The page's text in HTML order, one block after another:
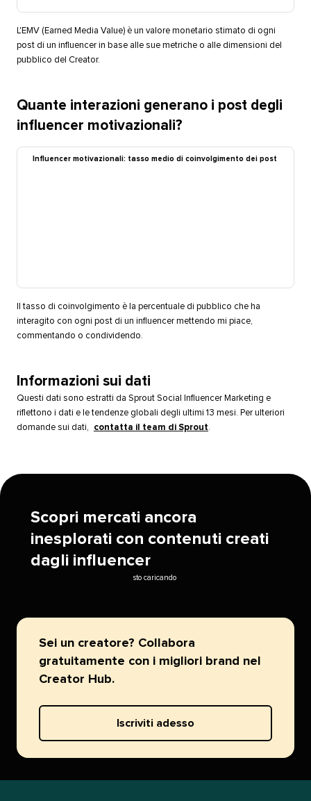
L'EMV (Earned Media Value) è un valore monetario stimato di ogni
post di un influencer in base alle sue metriche o alle dimensioni del
pubblico del Creator.​​
Quante interazioni generano i post degli
influencer motivazionali?​​
Influencer motivazionali: tasso medio di coinvolgimento dei post​​
Il tasso di coinvolgimento è la percentuale di pubblico che ha
interagito con ogni post di un influencer mettendo mi piace,
commentando o condividendo.​​
Informazioni sui dati​​
Questi dati sono estratti da Sprout Social Influencer Marketing e
riflettono i dati e le tendenze globali degli ultimi 13 mesi. Per ulteriori
domande sui dati,
contatta il team di Sprout.​​
Scopri mercati ancora
inesplorati con contenuti creati
dagli influencer​​
sto caricando​​
Sei un creatore? Collabora
gratuitamente con i migliori brand nel
Creator Hub.​​
Iscriviti adesso​​